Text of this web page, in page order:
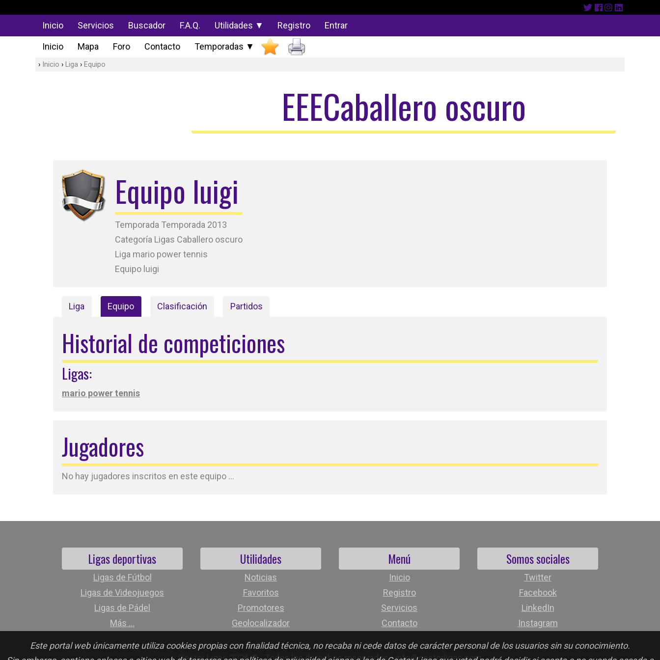
Este portal web únicamente utiliza cookies propias con finalidad técnica, no recaba ni cede datos de carácter personal de los usuarios sin su conocimiento.
Inicio Servicios Buscador F.A.Q. Utilidades ▼ Registro Entrar
Inicio Mapa Foro Contacto Temporadas ▼
Inicio Liga Equipo
EEECaballero oscuro
Equipo luigi
Temporada Temporada 2013
Categoría Ligas Caballero oscuro
Liga mario power tennis
Equipo luigi
Liga Equipo Clasificación Partidos
Historial de competiciones
Ligas:
mario power tennis
Jugadores
No hay jugadores inscritos en este equipo ...
Ligas deportivas
Ligas de Fútbol
Ligas de Videojuegos
Ligas de Pádel
Más ...
Utilidades
Noticias
Favoritos
Promotores
Geolocalizador
Menú
Inicio
Registro
Servicios
Contacto
Somos sociales
Twitter
Facebook
LinkedIn
Instagram
Gestor Ligas 2026 © - Todos los derechos reservados - info@gestorligas.com